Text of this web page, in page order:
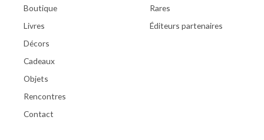
Boutique
Livres
Décors
Cadeaux
Objets
Rencontres
Contact
Rares
Éditeurs partenaires